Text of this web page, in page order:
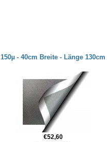
150µ - 40cm Breite - Länge 130cm
€52,60